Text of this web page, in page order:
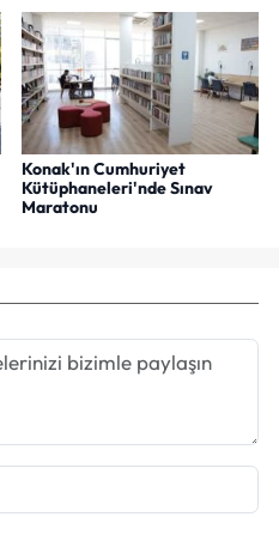
Konak'ın Cumhuriyet
Kütüphaneleri'nde Sınav
Maratonu